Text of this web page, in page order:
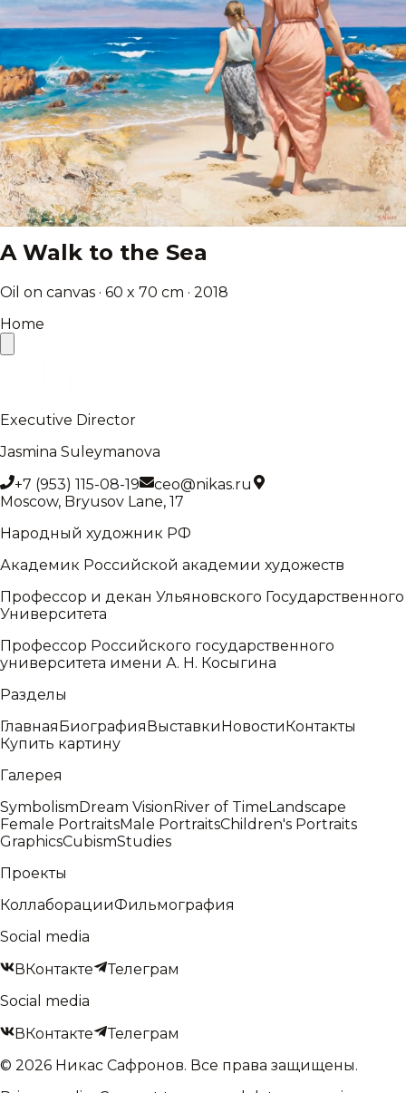
A Walk to the Sea
Oil on canvas · 60 x 70 cm · 2018
Home
Executive Director
Jasmina Suleymanova
+7 (953) 115-08-19
ceo@nikas.ru
Moscow, Bryusov Lane, 17
Народный художник РФ
Академик Российской академии художеств
Профессор и декан Ульяновского Государственного
Университета
Профессор Российского государственного
университета имени А. Н. Косыгина
Разделы
ГлавнаяБиографияВыставкиНовостиКонтакты
Купить картину
Галерея
SymbolismDream VisionRiver of TimeLandscape
Female PortraitsMale PortraitsChildren's Portraits
GraphicsCubismStudies
Проекты
КоллаборацииФильмография
Social media
ВКонтакте
Телеграм
Social media
ВКонтакте
Телеграм
© 2026 Никас Сафронов. Все права защищены.